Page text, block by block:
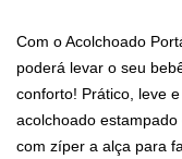
Com o Acolchoado
poderá levar o seu
conforto! Prático, leve
acolchoado
com zíper a alça para